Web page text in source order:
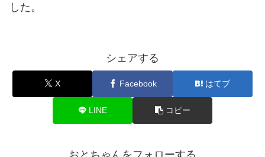
した。
シェアする
X Facebook はてブ
LINE コピー
おとちゃんをフォローする